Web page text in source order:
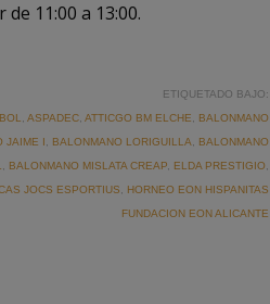
11:00 a 13:00.
ETIQUETADO BAJO:
, ASPADEC, ATTICGO BM ELCHE, BALONMANO
JAIME I, BALONMANO LORIGUILLA, BALONMANO
, BALONMANO MISLATA CREAP, ELDA PRESTIGIO,
JOCS ESPORTIUS, HORNEO EON HISPANITAS
FUNDACION EON ALICANTE